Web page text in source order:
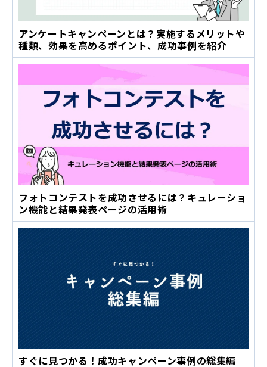
アンケートキャンペーンとは？実施するメリットや
種類、効果を高めるポイント、成功事例を紹介
フォトコンテストを成功させるには？キュレーショ
ン機能と結果発表ページの活用術
すぐに見つかる！成功キャンペーン事例の総集編